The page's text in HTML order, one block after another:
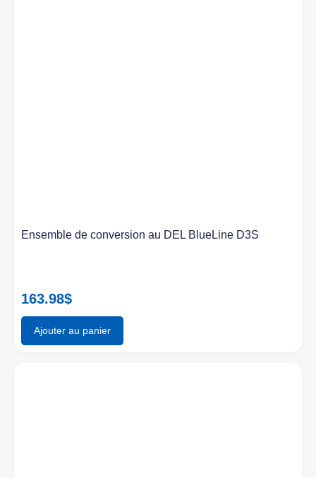
Ensemble de conversion au DEL BlueLine D3S
163.98$
Ajouter au panier